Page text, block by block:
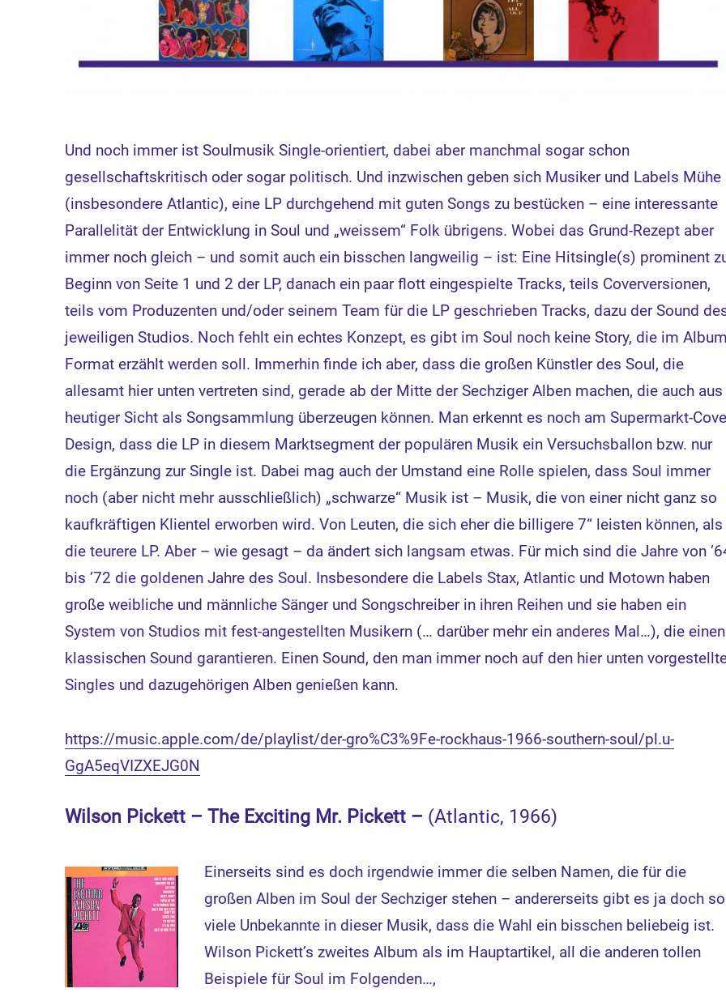
Und noch immer ist Soulmusik Single-orientiert, dabei aber manchmal sogar schon
gesellschaftskritisch oder sogar politisch. Und inzwischen geben sich Musiker und Labels Mühe
(insbesondere Atlantic), eine LP durchgehend mit guten Songs zu bestücken – eine interessante
Parallelität der Entwicklung in Soul und „weissem“ Folk übrigens. Wobei das Grund-Rezept aber
immer noch gleich – und somit auch ein bisschen langweilig – ist: Eine Hitsingle(s) prominent
Beginn von Seite 1 und 2 der LP, danach ein paar flott eingespielte Tracks, teils Coverversionen,
teils vom Produzenten und/oder seinem Team für die LP geschrieben Tracks, dazu der Sound
jeweiligen Studios. Noch fehlt ein echtes Konzept, es gibt im Soul noch keine Story, die im
Format erzählt werden soll. Immerhin finde ich aber, dass die großen Künstler des Soul, die
allesamt hier unten vertreten sind, gerade ab der Mitte der Sechziger Alben machen, die auch aus
heutiger Sicht als Songsammlung überzeugen können. Man erkennt es noch am Supermarkt-
Design, dass die LP in diesem Marktsegment der populären Musik ein Versuchsballon bzw. nur
die Ergänzung zur Single ist. Dabei mag auch der Umstand eine Rolle spielen, dass Soul immer
noch (aber nicht mehr ausschließlich) „schwarze“ Musik ist – Musik, die von einer nicht ganz so
kaufkräftigen Klientel erworben wird. Von Leuten, die sich eher die billigere 7“ leisten können, als
die teurere LP. Aber – wie gesagt – da ändert sich langsam etwas. Für mich sind die Jahre von
bis ’72 die goldenen Jahre des Soul. Insbesondere die Labels Stax, Atlantic und Motown haben
große weibliche und männliche Sänger und Songschreiber in ihren Reihen und sie haben ein
System von Studios mit fest-angestellten Musikern (… darüber mehr ein anderes Mal…), die einen
klassischen Sound garantieren. Einen Sound, den man immer noch auf den hier unten
Singles und dazugehörigen Alben genießen kann.
https://music.apple.com/de/playlist/der-gro%C3%9Fe-rockhaus-1966-southern-soul/pl.u-
GgA5eqVIZXEJG0N
Wilson Pickett – The Exciting Mr. Pickett – (Atlantic, 1966)
Einerseits sind es doch irgendwie immer die selben Namen, die für die
großen Alben im Soul der Sechziger stehen – andererseits gibt es ja doch so
viele Unbekannte in dieser Musik, dass die Wahl ein bisschen beliebeig ist.
Wilson Pickett’s zweites Album als im Hauptartikel, all die anderen tollen
Beispiele für Soul im Folgenden…,